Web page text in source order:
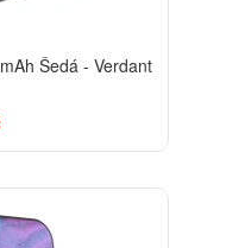
Šedá - Verdant